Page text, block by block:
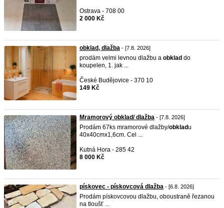
Ostrava - 708 00
2 000 Kč
obklad, dlažba - [7.8. 2026]
prodám velmi levnou dlažbu a obklad do
koupelen, 1. jak ...
České Budějovice - 370 10
149 Kč
Mramorový obklad/ dlažba - [7.8. 2026]
Prodám 67ks mramorové dlažby/obkladu
40x40cmx1,6cm. Cel ...
Kutná Hora - 285 42
8 000 Kč
pískovec - pískovcová dlažba - [6.8. 2026]
Prodám pískovcovou dlažbu, oboustraně řezanou
na tloušť ...